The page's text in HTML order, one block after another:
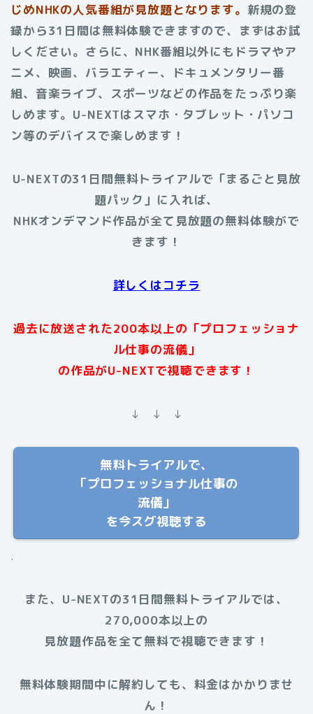
じめNHKの人気番組が見放題となります。 新規の登
録から31日間は無料体験できますので、まずはお試
しください。さらに、NHK番組以外にもドラマやア
ニメ、映画、バラエティー、ドキュメンタリー番
組、音楽ライブ、スポーツなどの作品をたっぷり楽
しめます。U-NEXTはスマホ・タブレット・パソコ
ン等のデバイスで楽しめます！
U-NEXTの31日間無料トライアルで「まるごと見放
題パック」に入れば、
NHKオンデマンド作品が全て見放題の無料体験がで
きます！
詳しくはコチラ
過去に放送された200本以上の「プロフェッショナ
ル仕事の流儀」
の作品がU-NEXTで視聴できます！
↓ ↓ ↓
無料トライアルで、
「プロフェッショナル仕事の
流儀」
を今スグ視聴する
.
また、U-NEXTの31日間無料トライアルでは、
270,000本以上の
見放題作品を全て無料で視聴できます！
無料体験期間中に解約しても、料金はかかりませ
ん！